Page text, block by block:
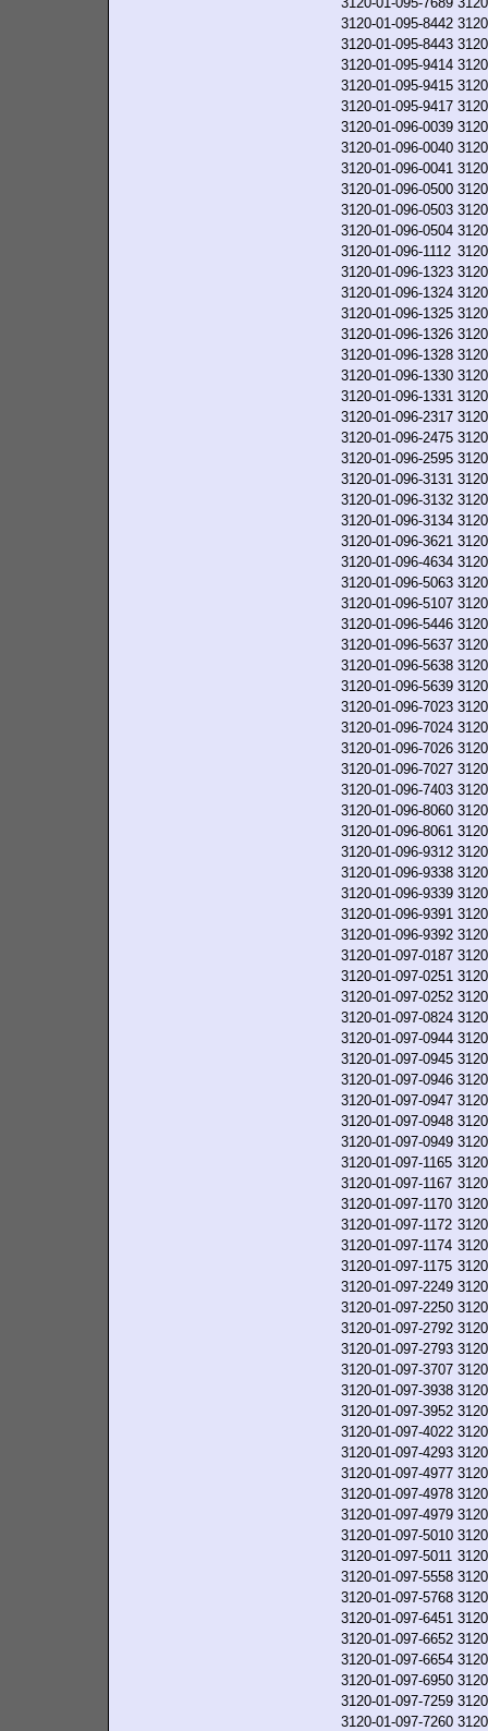
3120-01-095-8442
3120-01-095-8443
3120-01-095-9414
3120-01-095-9415
3120-01-095-9417
3120-01-096-0039
3120-01-096-0040
3120-01-096-0041
3120-01-096-0500
3120-01-096-0503
3120-01-096-0504
3120-01-096-1112
3120-01-096-1323
3120-01-096-1324
3120-01-096-1325
3120-01-096-1326
3120-01-096-1328
3120-01-096-1330
3120-01-096-1331
3120-01-096-2317
3120-01-096-2475
3120-01-096-2595
3120-01-096-3131
3120-01-096-3132
3120-01-096-3134
3120-01-096-3621
3120-01-096-4634
3120-01-096-5063
3120-01-096-5107
3120-01-096-5446
3120-01-096-5637
3120-01-096-5638
3120-01-096-5639
3120-01-096-7023
3120-01-096-7024
3120-01-096-7026
3120-01-096-7027
3120-01-096-7403
3120-01-096-8060
3120-01-096-8061
3120-01-096-9312
3120-01-096-9338
3120-01-096-9339
3120-01-096-9391
3120-01-096-9392
3120-01-097-0187
3120-01-097-0251
3120-01-097-0252
3120-01-097-0824
3120-01-097-0944
3120-01-097-0945
3120-01-097-0946
3120-01-097-0947
3120-01-097-0948
3120-01-097-0949
3120-01-097-1165
3120-01-097-1167
3120-01-097-1170
3120-01-097-1172
3120-01-097-1174
3120-01-097-1175
3120-01-097-2249
3120-01-097-2250
3120-01-097-2792
3120-01-097-2793
3120-01-097-3707
3120-01-097-3938
3120-01-097-3952
3120-01-097-4022
3120-01-097-4293
3120-01-097-4977
3120-01-097-4978
3120-01-097-4979
3120-01-097-5010
3120-01-097-5011
3120-01-097-5558
3120-01-097-5768
3120-01-097-6451
3120-01-097-6652
3120-01-097-6654
3120-01-097-6950
3120-01-097-7259
3120-01-097-7260